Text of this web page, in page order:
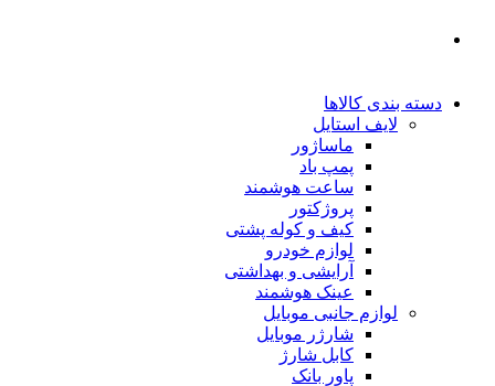
دسته بندی کالاها
لایف استایل
ماساژور
پمپ باد
ساعت هوشمند
پروژکتور
کیف و کوله پشتی
لوازم خودرو
آرایشی و بهداشتی
عینک هوشمند
لوازم جانبی موبایل
شارژر موبایل
کابل شارژ
پاور بانک